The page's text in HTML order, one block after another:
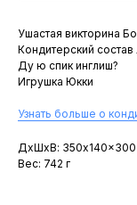
Ушастая викторина
Кондитерский состав
Ду ю спик инглиш?
Игрушка Юкки
Узнать больше о
ДxШxВ:
Вес: 742 г